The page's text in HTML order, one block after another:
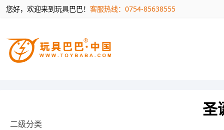
您好，欢迎来到玩具巴巴！ 客服热线：0754-85638555
圣
二级分类